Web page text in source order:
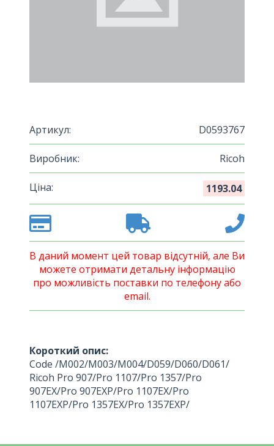
Артикул: D0593767
Виробник: Ricoh
Ціна: 1193.04
В даний момент цей товар відсутній, але Ви
можете отримати детальну інформацію
про можливість поставки по телефону або
email.
Короткий опис:
Code /M002/M003/M004/D059/D060/D061/
Ricoh Pro 907/Pro 1107/Pro 1357/Pro
907EX/Pro 907EXP/Pro 1107EX/Pro
1107EXP/Pro 1357EX/Pro 1357EXP/